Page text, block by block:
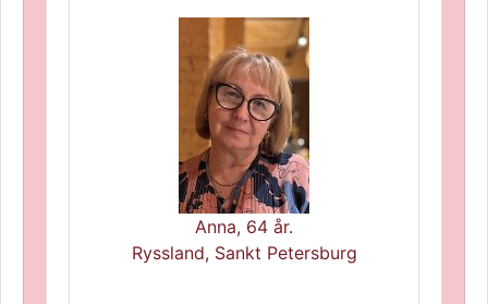
Anna, 64 år.
Ryssland, Sankt Petersburg